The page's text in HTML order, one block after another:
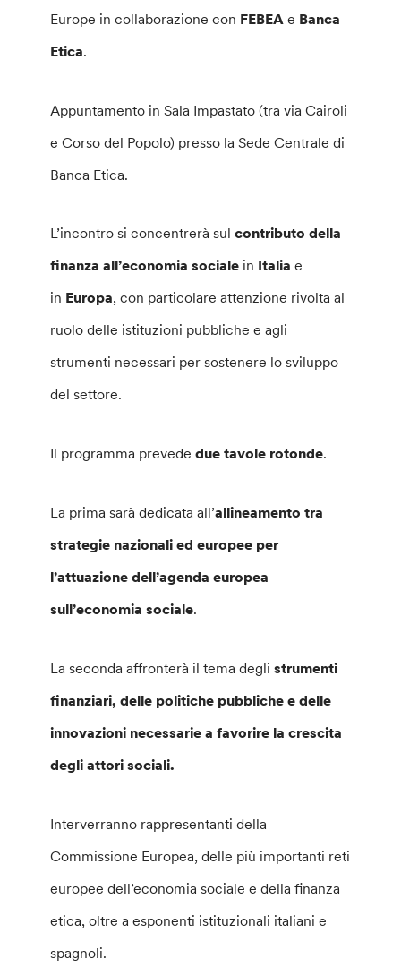
Europe in collaborazione con FEBEAe Banca
Etica.
Appuntamento in Sala Impastato (tra via Cairoli
e Corso del Popolo) presso la Sede Centrale di
Banca Etica.
L’incontro si concentrerà sulcontributo della
finanza all’economia sociale in Italiae
in Europa, con particolare attenzione rivolta al
ruolo delle istituzioni pubbliche e agli
strumenti necessari per sostenere lo sviluppo
del settore.
Il programma prevededue tavole rotonde.
La prima sarà dedicata all’allineamento tra
strategie nazionali ed europee per
l’attuazione dell’agenda europea
sull’economia sociale.
La seconda affronterà il tema deglistrumenti
finanziari, delle politiche pubbliche e delle
innovazioni necessarie a favorire la crescita
degli attori sociali.
Interverranno rappresentanti della
Commissione Europea, delle più importanti reti
europee dell’economia sociale e della finanza
etica, oltre a esponenti istituzionali italiani e
spagnoli.